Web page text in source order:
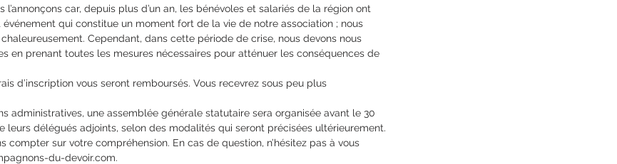
l’annonçons car, depuis plus d’un an, les bénévoles et salariés de la région ont
qui constitue un moment fort de la vie de notre association ; nous
Cependant, dans cette période de crise, nous devons nous
en prenant toutes les mesures nécessaires pour atténuer les conséquences de
d’inscription vous seront remboursés. Vous recevrez sous peu plus
administratives, une assemblée générale statutaire sera organisée avant le 30
leurs délégués adjoints, selon des modalités qui seront précisées ultérieurement.
compter sur votre compréhension. En cas de question, n’hésitez pas à vous
du-devoir.com.